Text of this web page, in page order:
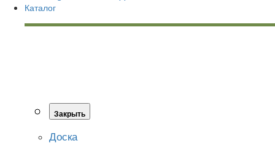
Каталог
Закрыть
Доска